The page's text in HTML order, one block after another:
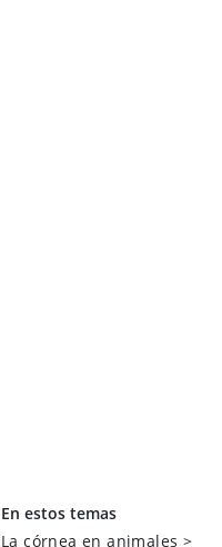
En estos temas
La córnea en animales >